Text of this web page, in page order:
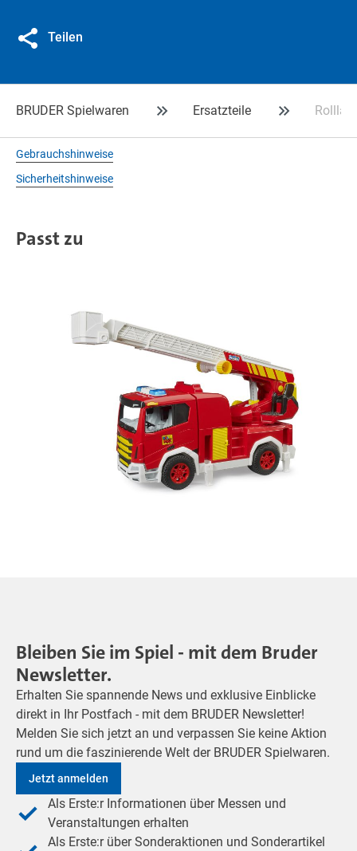
Teilen
BRUDER Spielwaren Ersatzteile
Gebrauchshinweise
Sicherheitshinweise
Passt zu
Bleiben Sie im Spiel - mit dem Bruder
Newsletter.
Erhalten Sie spannende News und exklusive Einblicke
direkt in Ihr Postfach - mit dem BRUDER Newsletter!
Melden Sie sich jetzt an und verpassen Sie keine Aktion
rund um die faszinierende Welt der BRUDER Spielwaren.
Jetzt anmelden
Als Erste:r Informationen über Messen und
Veranstaltungen erhalten
Als Erste:r über Sonderaktionen und Sonderartikel